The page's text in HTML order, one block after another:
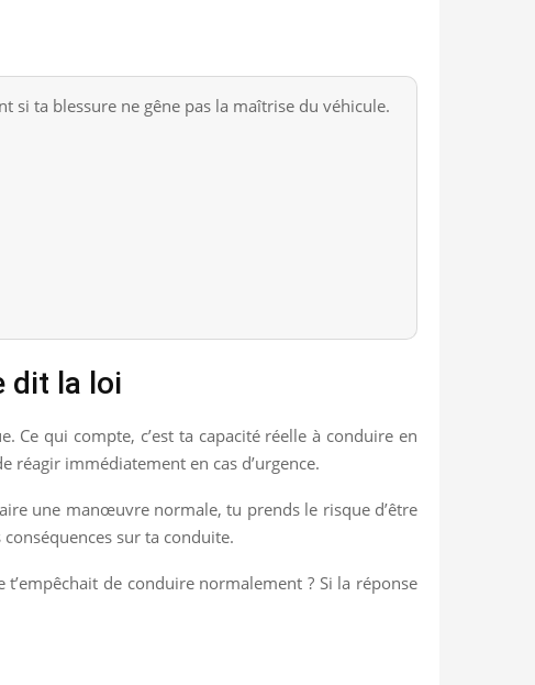
ta blessure ne gêne pas la maîtrise du véhicule.
dit la loi
Ce qui compte, c’est ta capacité réelle à conduire en
réagir immédiatement en cas d’urgence.
une manœuvre normale, tu prends le risque d’être
sur ta conduite.
de conduire normalement ? Si la réponse